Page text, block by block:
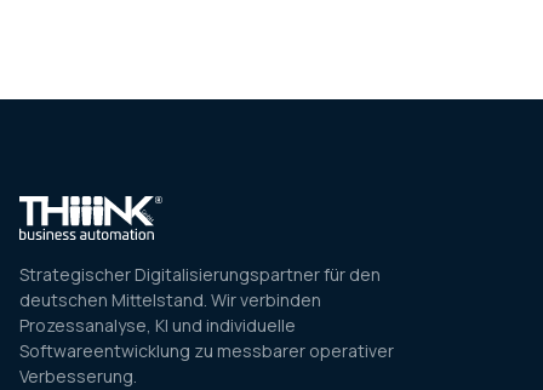
Strategischer Digitalisierungspartner für den
deutschen Mittelstand. Wir verbinden
Prozessanalyse, KI und individuelle
Softwareentwicklung zu messbarer operativer
Verbesserung.